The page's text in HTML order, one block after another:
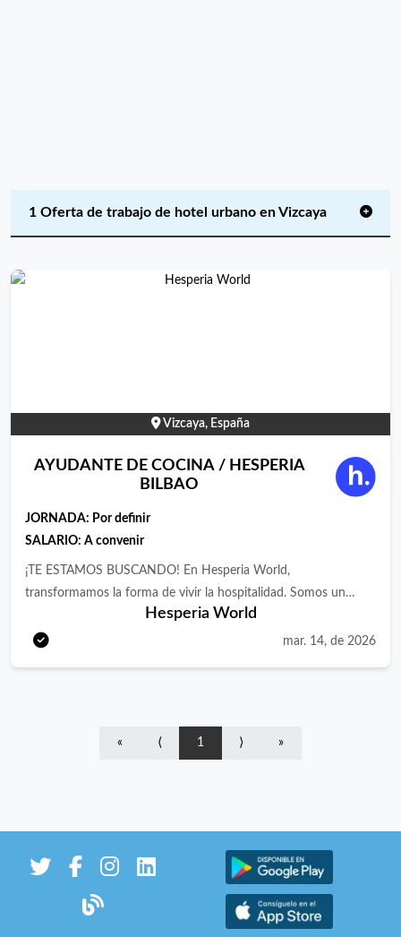
1 Oferta de trabajo de hotel urbano en Vizcaya
Vizcaya, España
AYUDANTE DE COCINA / HESPERIA
BILBAO
JORNADA: Por definir
SALARIO: A convenir
¡TE ESTAMOS BUSCANDO! En Hesperia World,
transformamos la forma de vivir la hospitalidad. Somos un
grupo líder en el sector hotelero con presencia nacional e
internacional, gestionando experiencias únicas en hoteles
constante evolución. Buscamos un/a AYUDANTE DE COCINA
para nuestro HOTEL HESPERIA BILBAO ubicado en Vizcaya.
encomendadas. · Preparar platos para los que haya recibido
oportuno adiestramiento. · Colaborar con los cocineros en las
tareas propias de los mismos. · Preparar e higienizar los
alimentos, así como su correcto stock y almacenamiento ·
Hesperia World
mar. 14, de 2026
« ⟨ 1 ⟩ »